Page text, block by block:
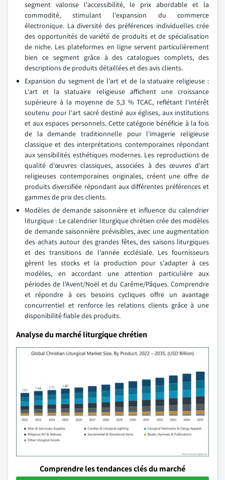
segment valorise l'accessibilité, le prix abordable et la
commodité, stimulant l'expansion du commerce
électronique. La diversité des préférences individuelles crée
des opportunités de variété de produits et de spécialisation
de niche. Les plateformes en ligne servent particulièrement
bien ce segment grâce à des catalogues complets, des
descriptions de produits détaillées et des avis clients.
Expansion du segment de l'art et de la statuaire religieuse :
L'art et la statuaire religieuse affichent une croissance
supérieure à la moyenne de 5,3 % TCAC, reflétant l'intérêt
soutenu pour l'art sacré destiné aux églises, aux institutions
et aux espaces personnels. Cette catégorie bénéficie à la fois
de la demande traditionnelle pour l'imagerie religieuse
classique et des interprétations contemporaines répondant
aux sensibilités esthétiques modernes. Les reproductions de
qualité d'œuvres classiques, associées à des œuvres d'art
religieuses contemporaines originales, créent une offre de
produits diversifiée répondant aux différentes préférences et
gammes de prix des clients.
Modèles de demande saisonnière et influence du calendrier
liturgique : Le calendrier liturgique chrétien crée des modèles
de demande saisonnière prévisibles, avec une augmentation
des achats autour des grandes fêtes, des saisons liturgiques
et des transitions de l'année ecclésiale. Les fournisseurs
gèrent les stocks et la production pour s'adapter à ces
modèles, en accordant une attention particulière aux
périodes de l'Avent/Noël et du Carême/Pâques. Comprendre
et répondre à ces besoins cycliques offre un avantage
concurrentiel et renforce les relations clients grâce à une
disponibilité fiable des produits.
Analyse du marché liturgique chrétien
Comprendre les tendances clés du marché